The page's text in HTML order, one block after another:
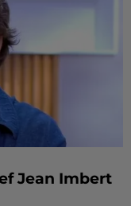
Jean Imbert